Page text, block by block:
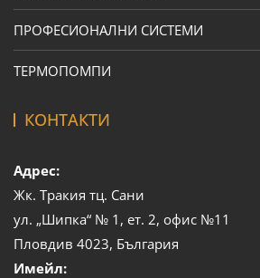
ПРОФЕСИОНАЛНИ СИСТЕМИ
ТЕРМОПОМПИ
КОНТАКТИ
Адрес:
Жк. Тракия тц. Сани
ул. „Шипка“ № 1, ет. 2, офис №11
Пловдив 4023, България
Имейл: